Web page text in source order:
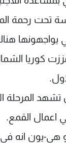
تحت رحمة
يواجهونها
كوريا
المرحلة
اعمال القمع.
يون انه في